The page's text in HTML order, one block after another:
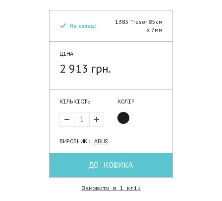
На складі
1385 Tresor 85см
х 7мм
ЦІНА
2 913 грн.
КІЛЬКІСТЬ КОЛІР
ВИРОБНИК: ABUS
ДО КОШИКА
Замовити в 1 клік